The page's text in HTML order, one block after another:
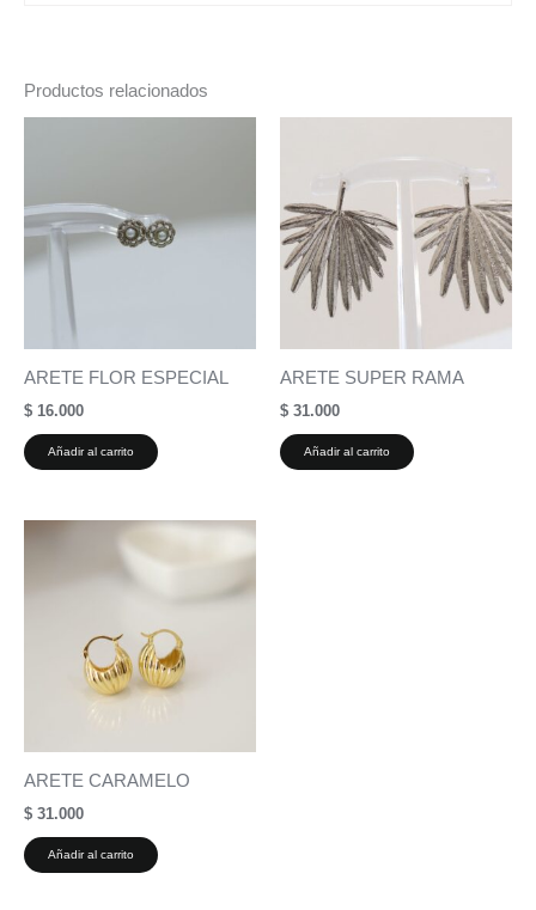
Productos relacionados
ARETE FLOR ESPECIAL
$ 16.000
Añadir al carrito
ARETE SUPER RAMA
$ 31.000
Añadir al carrito
ARETE CARAMELO
$ 31.000
Añadir al carrito